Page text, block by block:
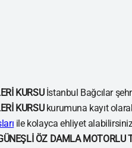
KURSUİstanbul Bağcılar
KURSUkurumuna kayıt
ile kolayca ehliyet
ÖZ DAMLA MOTORLU